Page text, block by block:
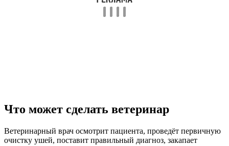
Что может сделать ветеринар
Ветеринарный врач осмотрит пациента, проведёт первичную
очистку ушей, поставит правильный диагноз, закапает